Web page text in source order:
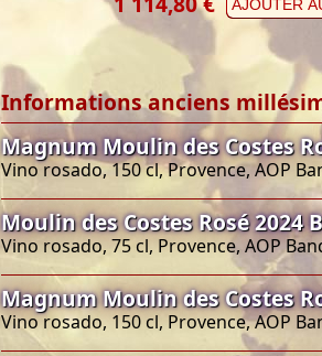
AJOUTER
Informations anciens
Magnum Moulin des Costes
Vino rosado, 150 cl, Provence, AOP
Moulin des Costes Rosé 2024
Vino rosado, 75 cl, Provence, AOP
Magnum Moulin des Costes
Vino rosado, 150 cl, Provence, AOP